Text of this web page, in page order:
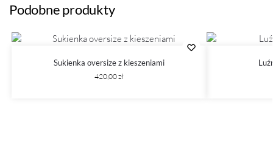
Podobne produkty
Sukienka oversize z kieszeniami
420,00zł